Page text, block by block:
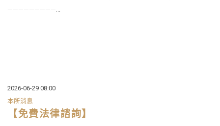
—————————...
2026-06-29 08:00
本所消息
【免費法律諮詢】